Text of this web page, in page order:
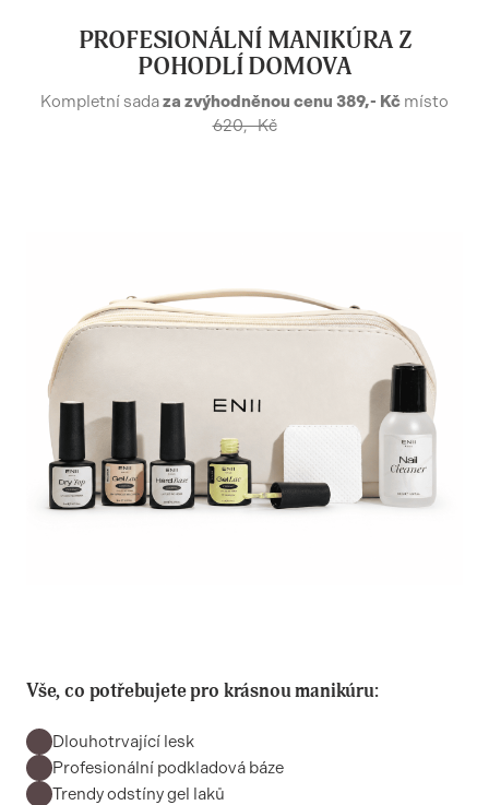
PROFESIONÁLNÍ MANIKÚRA Z
POHODLÍ DOMOVA
Kompletní sadaza zvýhodněnou cenu 389,- Kč místo
620,- Kč
Vše, co potřebujete pro krásnou manikúru:
Dlouhotrvající lesk
Profesionální podkladová báze
Trendy odstíny gel laků